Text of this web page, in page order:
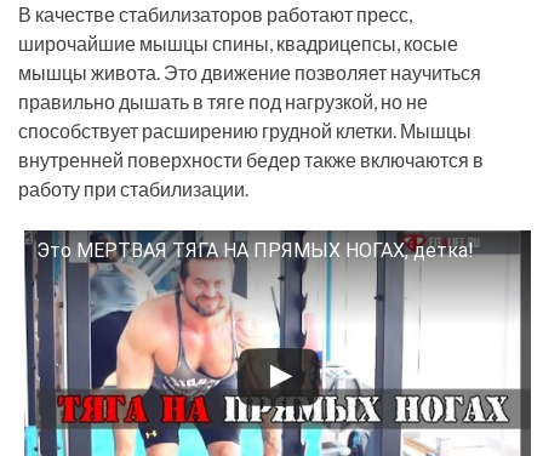
В качестве стабилизаторов работают пресс,
широчайшие мышцы спины, квадрицепсы, косые
мышцы живота. Это движение позволяет научиться
правильно дышать в тяге под нагрузкой, но не
способствует расширению грудной клетки. Мышцы
внутренней поверхности бедер также включаются в
работу при стабилизации.
Это МЕРТВАЯ ТЯГА НА ПРЯМЫХ НОГАХ, детка!
Смотрите это видео на YouTube